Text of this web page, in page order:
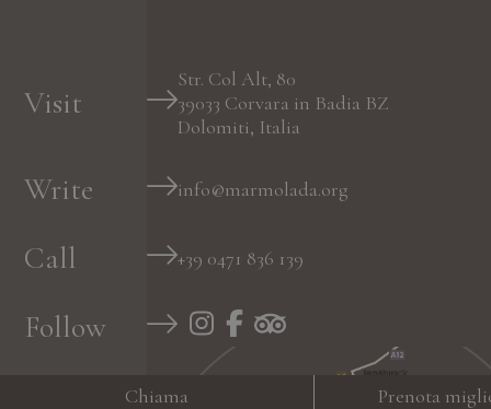
Visit
Str. Col Alt, 80
39033 Corvara in Badia BZ
Dolomiti, Italia
Write info@marmolada.org
Call +39 0471 836 139
Follow
Chiama Prenota